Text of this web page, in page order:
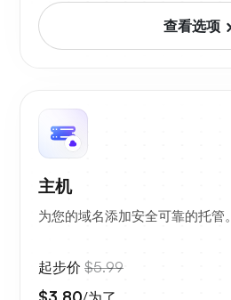
查看选项
主机
为您的域名添加安全可靠的托管。
起步价 $5.99